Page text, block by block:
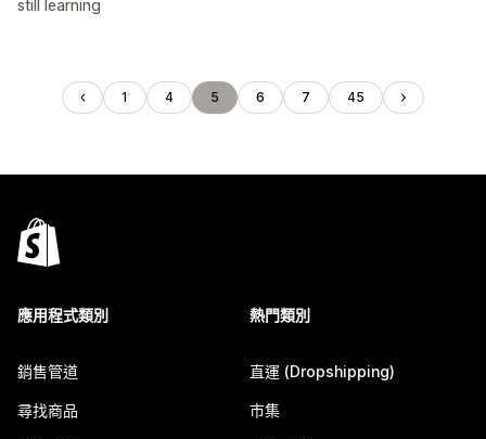
still learning
1 4 5 6 7 45
應用程式類別
銷售管道
尋找商品
熱門類別
直運 (Dropshipping)
市集